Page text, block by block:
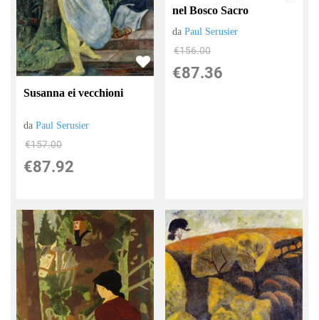
Susanna ei vecchioni
daPaul Serusier
€157.00
€87.92
nel Bosco Sacro
daPaul Serusier
€156.00
€87.36